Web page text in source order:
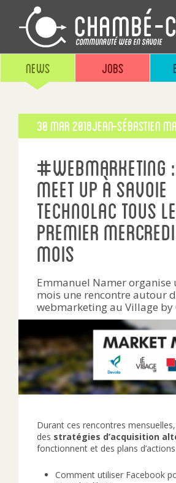
News Jobs
Publié
30 Mar 2018Jean-sébastien
#webmarketing
Meet Up à Savoie
Technolac tous
premier
mois
Emmanuel Namer organise
mois une rencontre autour
webmarketing au Village by
Durant ces rencontres
des stratégies d’acquisition
fonctionnent et des plans d’actions
Comment utiliser Facebook